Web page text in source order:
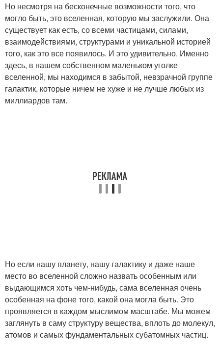
Но несмотря на бесконечные возможности того, что
могло быть, это вселенная, которую мы заслужили. Она
существует как есть, со всеми частицами, силами,
взаимодействиями, структурами и уникальной историей
того, как это все появилось. И это удивительно. Именно
здесь, в нашем собственном маленьком уголке
вселенной, мы находимся в забытой, невзрачной группе
галактик, которые ничем не хуже и не лучше любых из
миллиардов там.
Но если нашу планету, нашу галактику и даже наше
место во вселенной сложно назвать особенным или
выдающимся хоть чем-нибудь, сама вселенная очень
особенная на фоне того, какой она могла быть. Это
проявляется в каждом мыслимом масштабе. Мы можем
заглянуть в саму структуру вещества, вплоть до молекул,
атомов и самых фундаментальных субатомных частиц.